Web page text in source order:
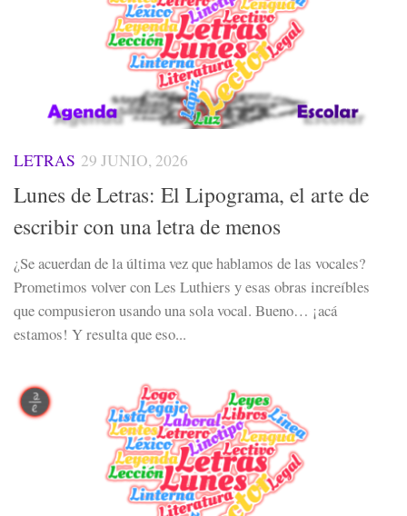
LETRAS 29 JUNIO, 2026
Lunes de Letras: El Lipograma, el arte de
escribir con una letra de menos
¿Se acuerdan de la última vez que hablamos de las vocales?
Prometimos volver con Les Luthiers y esas obras increíbles
que compusieron usando una sola vocal. Bueno… ¡acá
estamos! Y resulta que eso...